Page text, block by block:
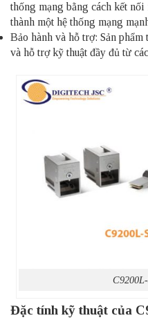
thống mạng bằng cách kết
thành một hệ thống mạng
Bảo hành và hỗ trợ: Sản
và hỗ trợ kỹ thuật đầy đủ từ
Đặc tính kỹ thuật của